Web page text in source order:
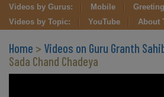
Videos by Gurus: Mobile
Videos by Topic:
YouTube About
Home > Videos on Guru Granth
Sada Chand Chadeya